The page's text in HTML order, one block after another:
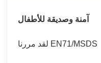
آمنة وصديقة للأطفال
لقد مررنا EN71/MSDS